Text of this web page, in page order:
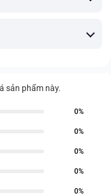
sản phẩm này.
0%
0%
0%
0%
0%